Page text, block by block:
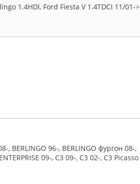
1.4HDI, Ford Fiesta V 1.4TDCI 11/01->
, BERLINGO 96-, BERLINGO фургон 08-,
09-, C3 09-, C3 02-, C3 Picasso